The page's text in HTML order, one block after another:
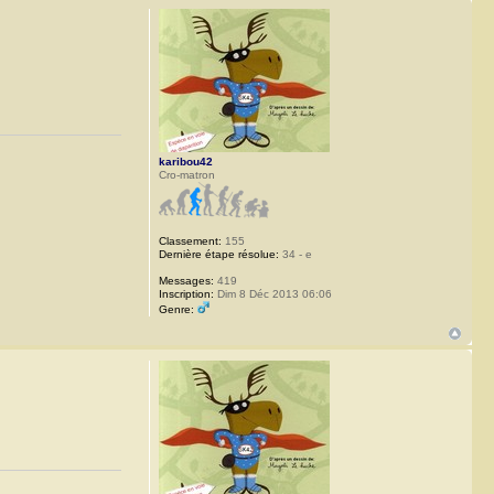
karibou42
Cro-matron
Classement: 155
Dernière étape résolue: 34 - e
Messages: 419
Inscription: Dim 8 Déc 2013 06:06
Genre: